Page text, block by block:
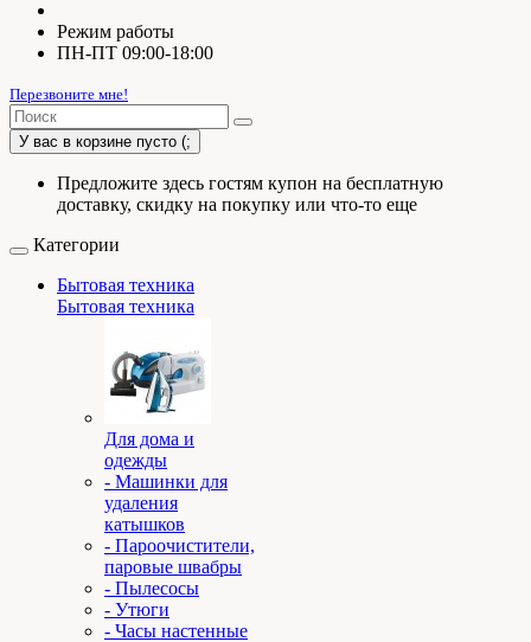
Режим работы
ПН-ПТ 09:00-18:00
Перезвоните мне!
У вас в корзине пусто (;
Предложите здесь гостям купон на бесплатную
доставку, скидку на покупку или что-то еще
Категории
Бытовая техника
Бытовая техника
Для дома и
одежды
- Машинки для
удаления
катышков
- Пароочистители,
паровые швабры
- Пылесосы
- Утюги
- Часы настенные